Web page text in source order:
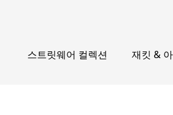
스트릿웨어 컬렉션 재킷 &